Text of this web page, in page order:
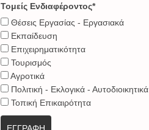
Τομείς Ενδιαφέροντος*
Θέσεις Εργασίας - Εργασιακά
Εκπαίδευση
Επιχειρηματικότητα
Τουρισμός
Αγροτικά
Πολιτική - Εκλογικά - Αυτοδιοικητικά
Τοπική Επικαιρότητα